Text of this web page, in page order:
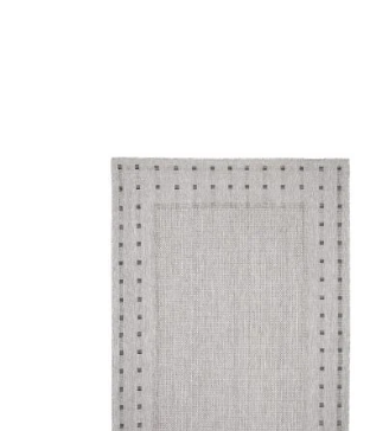
es einer Website, Informationen zu
wie zum Beispiel Ihre bevorzugte
Betreibern zu verstehen, wie sich
sammeln und melden.
um Benutzer über Websites